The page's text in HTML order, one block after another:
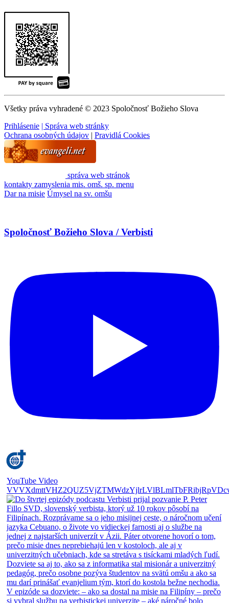
Všetky práva vyhradené © 2023 Spoločnosť Božieho Slova
Prihlásenie | Správa web stránky
Ochrana osobných údajov | Pravidlá Cookies
správa web stránok
kontakty zamyslenia mis. omš. sp. menu
Dar na misie Úmysel na sv. omšu
Spoločnosť Božieho Slova / Verbisti
YouTube Video